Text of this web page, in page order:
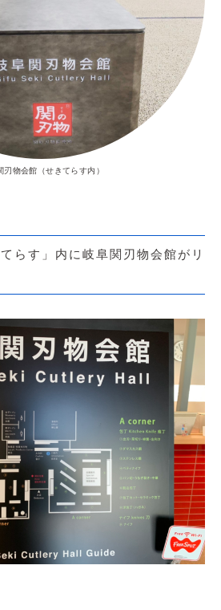
刃物会館（せきてらす内）
らす」内に岐阜関刃物会館がリ